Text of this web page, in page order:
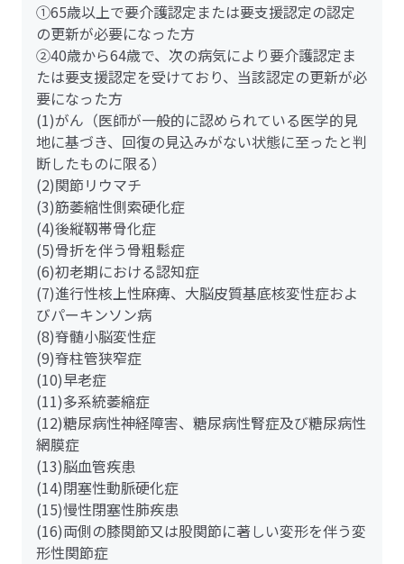
①65歳以上で要介護認定または要支援認定の認定
の更新が必要になった方
②40歳から64歳で、次の病気により要介護認定ま
たは要支援認定を受けており、当該認定の更新が必
要になった方
(1)がん（医師が一般的に認められている医学的見
地に基づき、回復の見込みがない状態に至ったと判
断したものに限る）
(2)関節リウマチ
(3)筋萎縮性側索硬化症
(4)後縦靱帯骨化症
(5)骨折を伴う骨粗鬆症
(6)初老期における認知症
(7)進行性核上性麻痺、大脳皮質基底核変性症およ
びパーキンソン病
(8)脊髄小脳変性症
(9)脊柱管狭窄症
(10)早老症
(11)多系統萎縮症
(12)糖尿病性神経障害、糖尿病性腎症及び糖尿病性
網膜症
(13)脳血管疾患
(14)閉塞性動脈硬化症
(15)慢性閉塞性肺疾患
(16)両側の膝関節又は股関節に著しい変形を伴う変
形性関節症